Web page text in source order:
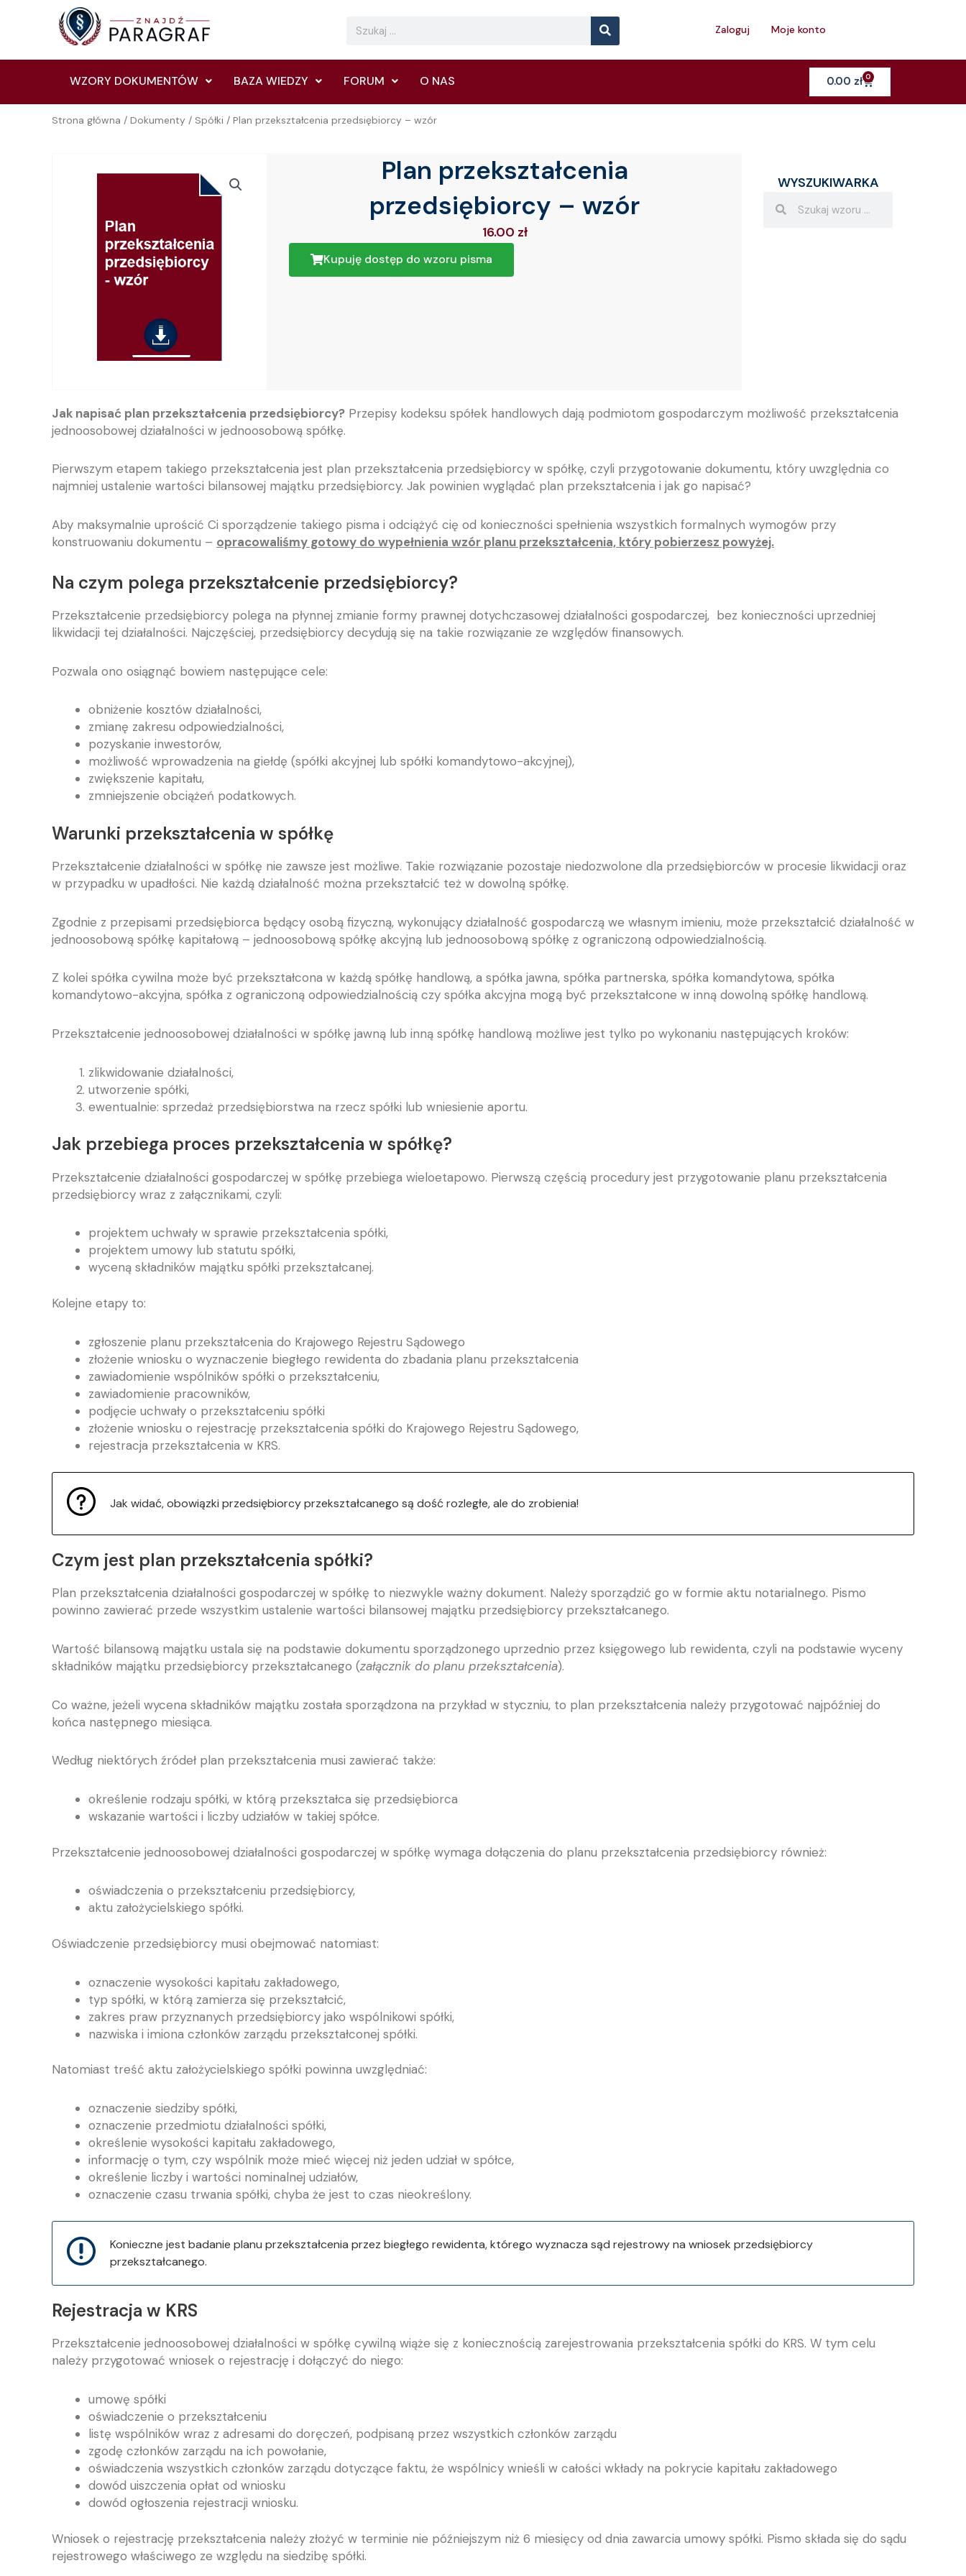
Search Search
Zaloguj Moje konto
WZORY DOKUMENTÓW BAZA WIEDZY FORUM O NAS 0.00 zł 0Cart
Strona główna / Dokumenty / Spółki / Plan przekształcenia przedsiębiorcy – wzór
Plan przekształcenia
przedsiębiorcy – wzór
16.00 zł
Kupuję dostęp do wzoru pisma
WYSZUKIWARKA
Jak napisać plan przekształcenia przedsiębiorcy? Przepisy kodeksu spółek handlowych dają podmiotom gospodarczym możliwość przekształcenia
jednoosobowej działalności w jednoosobową spółkę.
Pierwszym etapem takiego przekształcenia jest plan przekształcenia przedsiębiorcy w spółkę, czyli przygotowanie dokumentu, który uwzględnia co
najmniej ustalenie wartości bilansowej majątku przedsiębiorcy. Jak powinien wyglądać plan przekształcenia i jak go napisać?
Aby maksymalnie uprościć Ci sporządzenie takiego pisma i odciążyć cię od konieczności spełnienia wszystkich formalnych wymogów przy
konstruowaniu dokumentu – opracowaliśmy gotowy do wypełnienia wzór planu przekształcenia, który pobierzesz powyżej.
Na czym polega przekształcenie przedsiębiorcy?
Przekształcenie przedsiębiorcy polega na płynnej zmianie formy prawnej dotychczasowej działalności gospodarczej, bez konieczności uprzedniej
likwidacji tej działalności. Najczęściej, przedsiębiorcy decydują się na takie rozwiązanie ze względów finansowych.
Pozwala ono osiągnąć bowiem następujące cele:
obniżenie kosztów działalności,
zmianę zakresu odpowiedzialności,
pozyskanie inwestorów,
możliwość wprowadzenia na giełdę (spółki akcyjnej lub spółki komandytowo-akcyjnej),
zwiększenie kapitału,
zmniejszenie obciążeń podatkowych.
Warunki przekształcenia w spółkę
Przekształcenie działalności w spółkę nie zawsze jest możliwe. Takie rozwiązanie pozostaje niedozwolone dla przedsiębiorców w procesie likwidacji oraz
w przypadku w upadłości. Nie każdą działalność można przekształcić też w dowolną spółkę.
Zgodnie z przepisami przedsiębiorca będący osobą fizyczną, wykonujący działalność gospodarczą we własnym imieniu, może przekształcić działalność w
jednoosobową spółkę kapitałową – jednoosobową spółkę akcyjną lub jednoosobową spółkę z ograniczoną odpowiedzialnością.
Z kolei spółka cywilna może być przekształcona w każdą spółkę handlową, a spółka jawna, spółka partnerska, spółka komandytowa, spółka
komandytowo-akcyjna, spółka z ograniczoną odpowiedzialnością czy spółka akcyjna mogą być przekształcone w inną dowolną spółkę handlową.
Przekształcenie jednoosobowej działalności w spółkę jawną lub inną spółkę handlową możliwe jest tylko po wykonaniu następujących kroków:
zlikwidowanie działalności,
utworzenie spółki,
ewentualnie: sprzedaż przedsiębiorstwa na rzecz spółki lub wniesienie aportu.
Jak przebiega proces przekształcenia w spółkę?
Przekształcenie działalności gospodarczej w spółkę przebiega wieloetapowo. Pierwszą częścią procedury jest przygotowanie planu przekształcenia
przedsiębiorcy wraz z załącznikami, czyli:
projektem uchwały w sprawie przekształcenia spółki,
projektem umowy lub statutu spółki,
wyceną składników majątku spółki przekształcanej.
Kolejne etapy to:
zgłoszenie planu przekształcenia do Krajowego Rejestru Sądowego
złożenie wniosku o wyznaczenie biegłego rewidenta do zbadania planu przekształcenia
zawiadomienie wspólników spółki o przekształceniu,
zawiadomienie pracowników,
podjęcie uchwały o przekształceniu spółki
złożenie wniosku o rejestrację przekształcenia spółki do Krajowego Rejestru Sądowego,
rejestracja przekształcenia w KRS.
Jak widać, obowiązki przedsiębiorcy przekształcanego są dość rozległe, ale do zrobienia!
Czym jest plan przekształcenia spółki?
Plan przekształcenia działalności gospodarczej w spółkę to niezwykle ważny dokument. Należy sporządzić go w formie aktu notarialnego. Pismo
powinno zawierać przede wszystkim ustalenie wartości bilansowej majątku przedsiębiorcy przekształcanego.
Wartość bilansową majątku ustala się na podstawie dokumentu sporządzonego uprzednio przez księgowego lub rewidenta, czyli na podstawie wyceny
składników majątku przedsiębiorcy przekształcanego (załącznik do planu przekształcenia).
Co ważne, jeżeli wycena składników majątku została sporządzona na przykład w styczniu, to plan przekształcenia należy przygotować najpóźniej do
końca następnego miesiąca.
Według niektórych źródeł plan przekształcenia musi zawierać także:
określenie rodzaju spółki, w którą przekształca się przedsiębiorca
wskazanie wartości i liczby udziałów w takiej spółce.
Przekształcenie jednoosobowej działalności gospodarczej w spółkę wymaga dołączenia do planu przekształcenia przedsiębiorcy również:
oświadczenia o przekształceniu przedsiębiorcy,
aktu założycielskiego spółki.
Oświadczenie przedsiębiorcy musi obejmować natomiast:
oznaczenie wysokości kapitału zakładowego,
typ spółki, w którą zamierza się przekształcić,
zakres praw przyznanych przedsiębiorcy jako wspólnikowi spółki,
nazwiska i imiona członków zarządu przekształconej spółki.
Natomiast treść aktu założycielskiego spółki powinna uwzględniać:
oznaczenie siedziby spółki,
oznaczenie przedmiotu działalności spółki,
określenie wysokości kapitału zakładowego,
informację o tym, czy wspólnik może mieć więcej niż jeden udział w spółce,
określenie liczby i wartości nominalnej udziałów,
oznaczenie czasu trwania spółki, chyba że jest to czas nieokreślony.
Konieczne jest badanie planu przekształcenia przez biegłego rewidenta, którego wyznacza sąd rejestrowy na wniosek przedsiębiorcy
przekształcanego.
Rejestracja w KRS
Przekształcenie jednoosobowej działalności w spółkę cywilną wiąże się z koniecznością zarejestrowania przekształcenia spółki do KRS. W tym celu
należy przygotować wniosek o rejestrację i dołączyć do niego:
umowę spółki
oświadczenie o przekształceniu
listę wspólników wraz z adresami do doręczeń, podpisaną przez wszystkich członków zarządu
zgodę członków zarządu na ich powołanie,
oświadczenia wszystkich członków zarządu dotyczące faktu, że wspólnicy wnieśli w całości wkłady na pokrycie kapitału zakładowego
dowód uiszczenia opłat od wniosku
dowód ogłoszenia rejestracji wniosku.
Wniosek o rejestrację przekształcenia należy złożyć w terminie nie późniejszym niż 6 miesięcy od dnia zawarcia umowy spółki. Pismo składa się do sądu
rejestrowego właściwego ze względu na siedzibę spółki.